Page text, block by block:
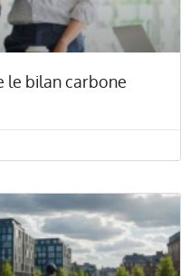
le bilan carbone